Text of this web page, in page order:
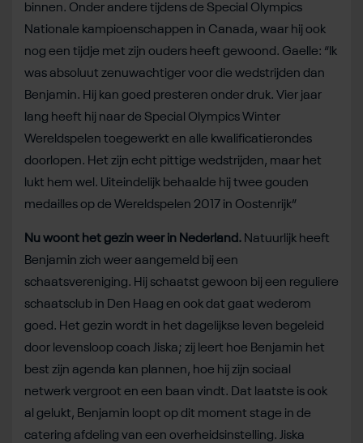
binnen. Onder andere tijdens de Special Olympics
Nationale kampioenschappen in Canada, waar hij ook
nog een tijdje met zijn ouders heeft gewoond. Gaelle: “Ik
was absoluut zenuwachtiger voor die wedstrijden dan
Benjamin. Hij kan goed presteren onder druk. Vier jaar
lang heeft hij naar de Special Olympics Winter
Wereldspelen toegewerkt en alle kwalificatierondes
doorlopen. Het zijn echt pittige wedstrijden, maar het
lukt hem wel. Uiteindelijk behaalde hij twee gouden
medailles op de Wereldspelen 2017 in Oostenrijk”
Nu woont het gezin weer in Nederland. Natuurlijk heeft
Benjamin zich weer aangemeld bij een
schaatsvereniging. Hij schaatst gewoon bij een reguliere
schaatsclub in Den Haag en ook dat gaat wederom
goed. Het gezin wordt in het dagelijkse leven begeleid
door levensloop coach Jiska; zij leert hoe Benjamin het
best zijn agenda kan plannen, hoe hij zijn sociaal
netwerk vergroot en een baan vindt. Dat laatste is ook
al gelukt, Benjamin loopt op dit moment stage in de
catering afdeling van een overheidsinstelling. Jiska